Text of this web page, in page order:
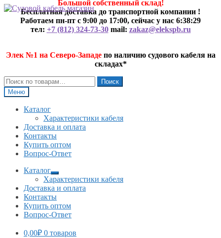
Перейти
навигации
Перейти
содержимому
Большой собственный склад!
Бесплатная доставка до транспортной компании !
Работаем пн-пт с 9:00 до 17:00, сейчас у нас 6:38:29
тел: +7 (812) 324-73-30mail: zakaz@elekspb.ru
Элек №1 на Северо-Западепо наличию судового кабеля на
складах*
Искать:
Поиск
Меню
Каталог
Характеристики кабеля
Доставка и оплата
Контакты
Купить оптом
Вопрос-Ответ
Каталог
Развернутое
вложенное
меню
Характеристики кабеля
Доставка и оплата
Контакты
Купить оптом
Вопрос-Ответ
0,00₽ 0 товаров